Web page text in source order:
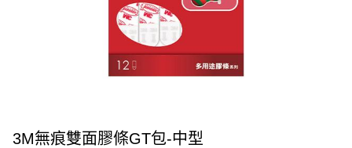
3M無痕雙面膠條GT包-中型